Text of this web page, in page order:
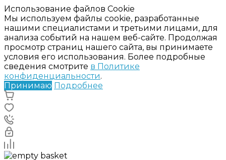
Использование файлов Cookie
Мы используем файлы cookie, разработанные
нашими специалистами и третьими лицами, для
анализа событий на нашем веб-сайте. Продолжая
просмотр страниц нашего сайта, вы принимаете
условия его использования. Более подробные
сведения смотрите в Политике
конфиденциальности.
Принимаю Подробнее